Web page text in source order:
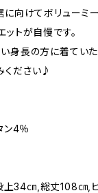
に向けてボリューミ
ットが自慢です。
身長の方に着ていた
ください♪
ン4％
上34㎝,総丈108㎝,